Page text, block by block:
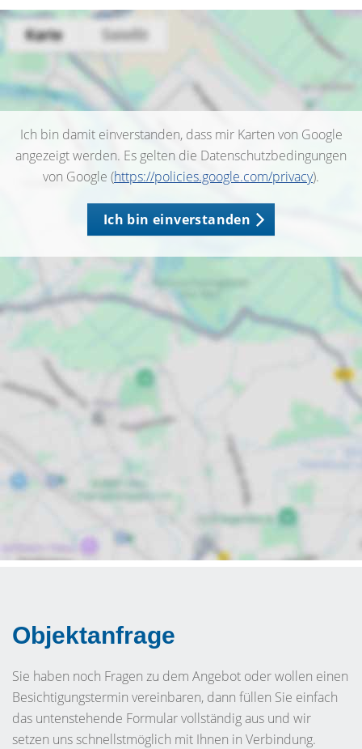
Ich bin damit einverstanden, dass mir Karten von Google
angezeigt werden. Es gelten die Datenschutzbedingungen
von Google (https://policies.google.com/privacy).
Ich bin einverstanden
Objektanfrage
Sie haben noch Fragen zu dem Angebot oder wollen einen
Besichtigungstermin vereinbaren, dann füllen Sie einfach
das untenstehende Formular vollständig aus und wir
setzen uns schnellstmöglich mit Ihnen in Verbindung.